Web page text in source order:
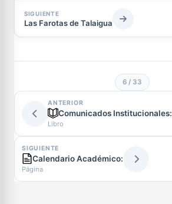
SIGUIENTE
Las Farotas de Talaigua
ANTERIOR
Comunicados Institucionales:
Libro
6 / 33
SIGUIENTE
Calendario Académico:
Página